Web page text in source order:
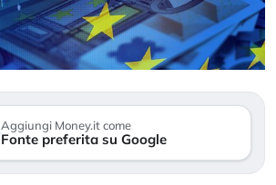
Aggiungi Money.it come
Fonte preferita su Google